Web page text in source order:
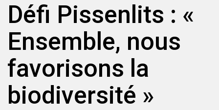
Défi Pissenlits : «
Ensemble, nous
favorisons la
biodiversité »